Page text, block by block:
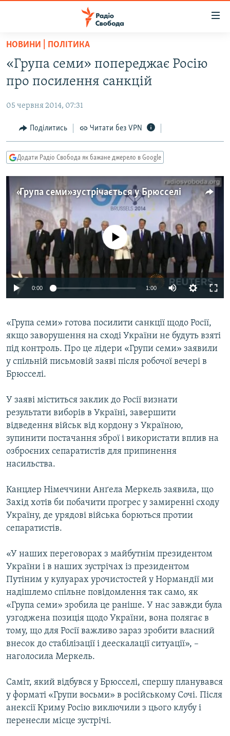
Перейти
основного
матеріалу
Перейти
до
навігації
Перейти
до
ВСЕ ЗА ДОБУ
СТАТТІ
ПОЛІТИКА
ЕКОНОМІКА
КУЛЬТУРА
УКРАЇНА
СВІТ
ВІЙНА
РОСІЙСЬКА «ФІЛЬТРАЦІЯ»
КРИМ.РЕАЛІЇ
ТИ ЯК?
СХЕМИ
ПРИАЗОВ’Я
КИТАЙ.ВИКЛИКИ
МУЛЬТИМЕДІА
ФОТО
СПЕЦПРОЄКТИ
КРИМ РЕАЛІЇ
РУС
УКР
ДОЛУЧАЙСЯ!
Усі сайти RFE/RL
НОВИНИ | ПОЛІТИКА
«Група семи» попереджає Росію
про посилення санкцій
05 червня 2014, 07:31
Поділитись Читати без VPN
Додати Радіо Свобода як бажане джерело в Google
«Група семи» зустрічається у Брюсселі
No media source currently available
0:00 1:00
«Група семи» готова посилити санкції щодо Росії,
якщо заворушення на сході України не будуть взяті
під контроль. Про це лідери «Групи семи» заявили
у спільній письмовій заяві після робочої вечері в
Брюсселі.
У заяві міститься заклик до Росії визнати
результати виборів в Україні, завершити
відведення військ від кордону з Україною,
зупинити постачання зброї і використати вплив на
озброєних сепаратистів для припинення
насильства.
Канцлер Німеччини Анґела Меркель заявила, що
Захід хотів би побачити прогрес у замиренні сходу
Україну, де урядові війська борються протии
сепаратистів.
«У наших переговорах з майбутнім президентом
України і в наших зустрічах із президентом
Путіним у кулуарах урочистостей у Нормандії ми
надішлемо спільне повідомлення так само, як
«Група семи» зробила це раніше. У нас завжди була
узгоджена позиція щодо України, вона полягає в
тому, що для Росії важливо зараз зробити власний
внесок до стабілізації і деескалації ситуації», –
наголосила Меркель.
Саміт, який відбувся у Брюсселі, спершу планувався
у форматі «Групи восьми» в російському Сочі. Після
анексії Криму Росію виключили з цього клубу і
перенесли місце зустрічі.